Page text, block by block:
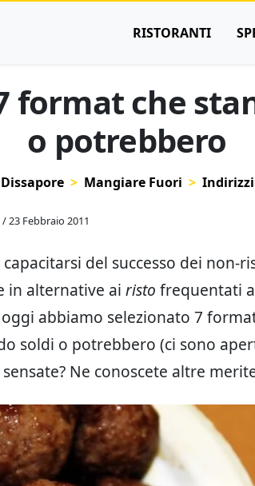
RISTORANTI
che
o potrebbero
Dissapore Mangiare Fuori Indirizzi
/ 23 Febbraio 2011
capacitarsi del successo dei non-
in alternative ai risto frequentati
abbiamo selezionato 7
soldi o potrebbero (ci sono
Ne conoscete altre